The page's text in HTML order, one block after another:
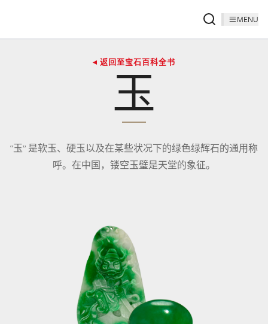
MENU
◂ 返回至宝石百科全书
玉
“玉” 是软玉、硬玉以及在某些状况下的绿色绿辉石的通用称
呼。在中国，镂空玉璧是天堂的象征。